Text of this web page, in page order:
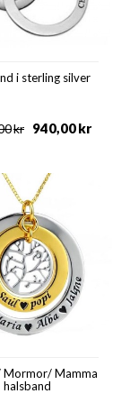
i sterling silver
kr kr
940,00
Mormor/ Mamma
halsband